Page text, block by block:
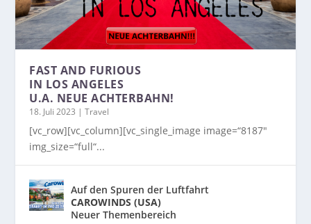
FAST AND FURIOUS
IN LOS ANGELES
U.A. NEUE ACHTERBAHN!
18. Juli 2023 |Travel
[vc_row][vc_column][vc_single_image image=“8187″
img_size=“full“...
Auf den Spuren der Luftfahrt
CAROWINDS (USA)
Neuer Themenbereich